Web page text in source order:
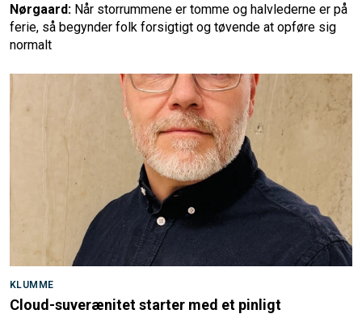
Nørgaard: Når storrummene er tomme og halvlederne er på
ferie, så begynder folk forsigtigt og tøvende at opføre sig
normalt
KLUMME
Cloud-suverænitet starter med et pinligt